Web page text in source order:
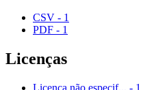
CSV - 1
PDF - 1
Licenças
Licença não especif... - 1